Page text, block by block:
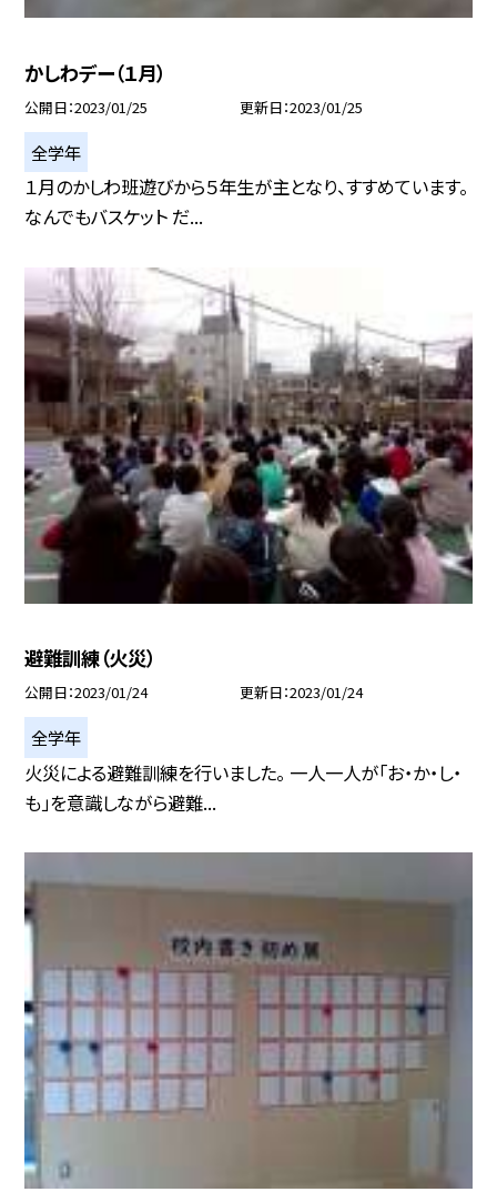
かしわデー（１月）
公開日 2023/01/25 更新日 2023/01/25
全学年
１月のかしわ班遊びから５年生が主となり、すすめています。
なんでもバスケット だ...
避難訓練（火災）
公開日 2023/01/24 更新日 2023/01/24
全学年
火災による避難訓練を行いました。 一人一人が「お・か・し・
も」を意識しながら避難...